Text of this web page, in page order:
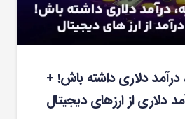
درآمد دلاری داشته باش! +